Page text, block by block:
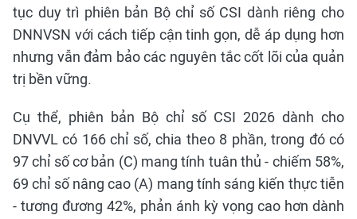
tục duy trì phiên bản Bộ chỉ số CSI dành riêng cho
DNNVSN với cách tiếp cận tinh gọn, dễ áp dụng hơn
nhưng vẫn đảm bảo các nguyên tắc cốt lõi của quản
trị bền vững.
Cụ thể, phiên bản Bộ chỉ số CSI 2026 dành cho
DNVVL có 166 chỉ số, chia theo 8 phần, trong đó có
97 chỉ số cơ bản (C) mang tính tuân thủ - chiếm 58%,
69 chỉ số nâng cao (A) mang tính sáng kiến thực tiễn
- tương đương 42%, phản ánh kỳ vọng cao hơn dành